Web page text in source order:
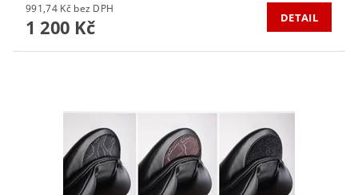
991,74 Kč bez DPH
1 200 Kč DETAIL